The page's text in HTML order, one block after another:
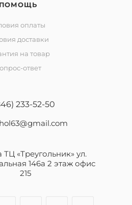
ПОМОЩЬ
оплаты
доставки
на товар
ответ
233-52-50
ТЦ «Треугольник» ул.
146а 2 этаж офис
215